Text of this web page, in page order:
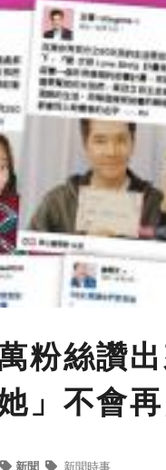
粉絲讚
」不會
新聞 新聞時事